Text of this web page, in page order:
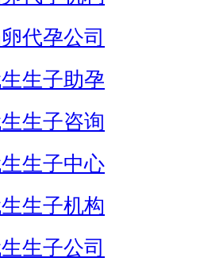
代孕公司
生子助孕
生子咨询
生子中心
生子机构
生子公司